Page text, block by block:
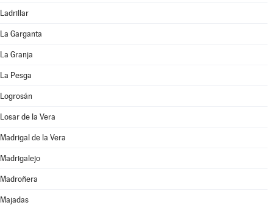
Ladrillar
La Garganta
La Granja
La Pesga
Logrosán
Losar de la Vera
Madrigal de la Vera
Madrigalejo
Madroñera
Majadas